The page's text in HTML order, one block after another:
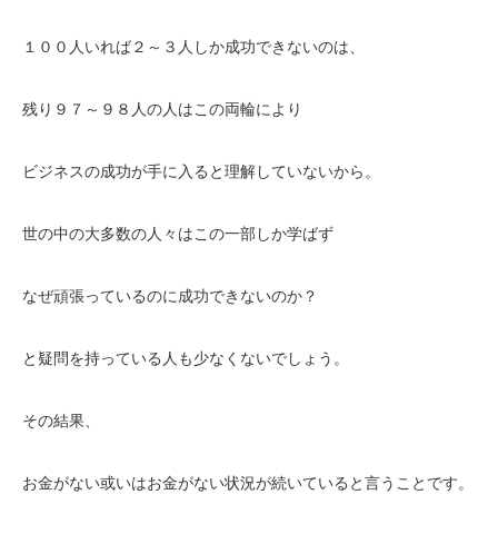
１００人いれば２～３人しか成功できないのは、
残り９７～９８人の人はこの両輪により
ビジネスの成功が手に入ると理解していないから。
世の中の大多数の人々はこの一部しか学ばず
なぜ頑張っているのに成功できないのか？
と疑問を持っている人も少なくないでしょう。
その結果、
お金がない或いはお金がない状況が続いていると言うことです。